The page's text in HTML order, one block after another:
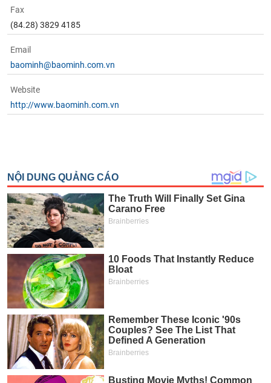
Fax
(84.28) 3829 4185
Email
baominh@baominh.com.vn
Website
http://www.baominh.com.vn